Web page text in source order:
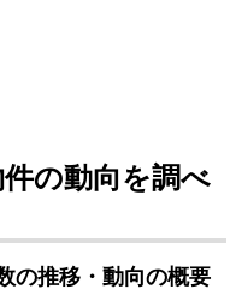
の動向を調べ
の推移・動向の概要